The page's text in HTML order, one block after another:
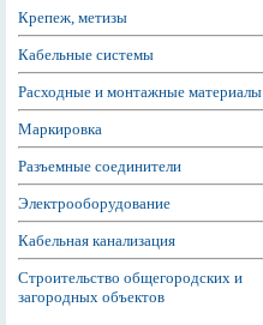
Крепеж, метизы
Кабельные системы
Расходные и монтажные материалы
Маркировка
Разъемные соединители
Электрооборудование
Кабельная канализация
Строительство общегородских и
загородных объектов